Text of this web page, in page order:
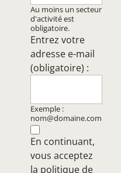
Au moins un secteur
d'activité est
obligatoire.
Entrez votre
adresse e-mail
(obligatoire) :
Exemple :
nom@domaine.com
En continuant,
vous acceptez
la politique de